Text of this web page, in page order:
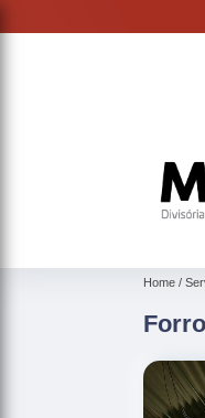
Home